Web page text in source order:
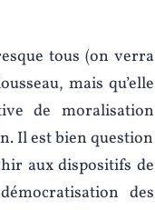
tous (on verra
mais qu’elle
de moralisation
Il est bien question
aux dispositifs de
des